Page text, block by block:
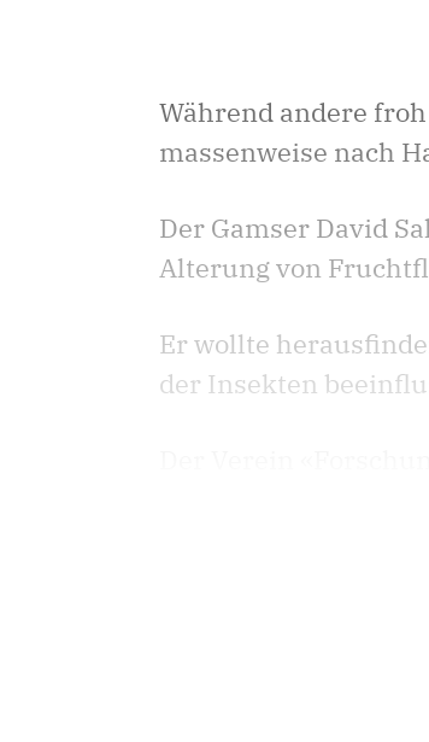
Während andere
massenweise nach
Der Gamser David
Alterung von
Er wollte
der Insekten